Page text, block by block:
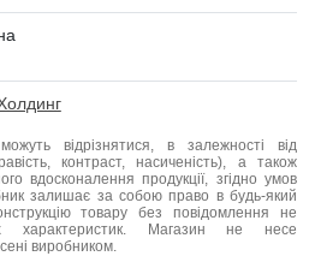
відрізнятися, в залежності від
контраст, насиченість), а також
вдосконалення продукції, згідно умов
залишає за собою право в будь-який
товару без повідомлення не
характеристик. Магазин не несе
виробником.